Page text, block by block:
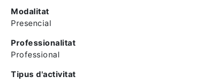
Modalitat
Presencial
Professionalitat
Professional
Tipus d'activitat